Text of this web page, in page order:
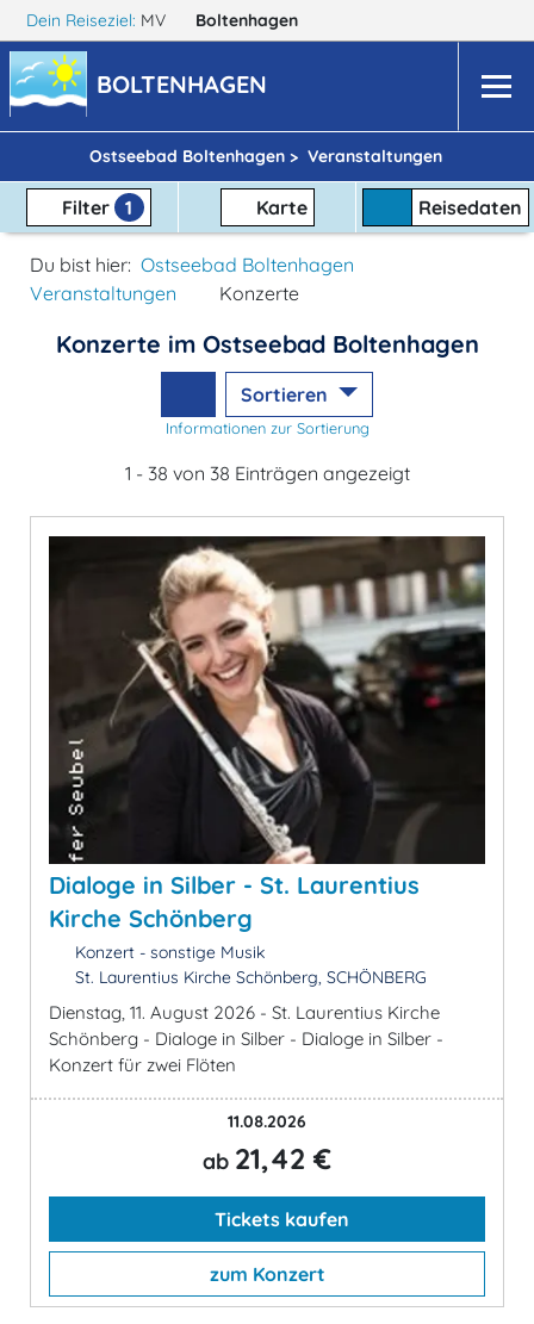
Dein Reiseziel: MV Boltenhagen
BOLTENHAGEN
Ostseebad Boltenhagen > Veranstaltungen
Filter 1 Karte Reisedaten
Du bist hier: Ostseebad Boltenhagen
Veranstaltungen
Konzerte
Konzerte im Ostseebad Boltenhagen
Sortieren
Informationen zur Sortierung
1 - 38 von 38 Einträgen angezeigt
Dialoge in Silber - St. Laurentius
Kirche Schönberg
Konzert - sonstige Musik
St. Laurentius Kirche Schönberg, SCHÖNBERG
Dienstag, 11. August 2026 - St. Laurentius Kirche
Schönberg - Dialoge in Silber - Dialoge in Silber -
Konzert für zwei Flöten
11.08.2026
ab 21,42 €
Tickets kaufen
zum Konzert